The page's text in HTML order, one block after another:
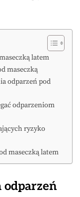
latem
maseczką
odparzeń pod
odparzeniom
ryzyko
maseczką latem